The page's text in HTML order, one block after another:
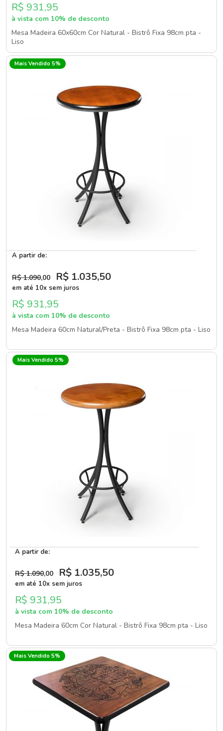
R$ 931,95
à vista com 10% de desconto
Mesa Madeira 60x60cm Cor Natural - Bistrô Fixa 98cm pta -
Liso
Mais Vendido 5%
A partir de:
R$ 1.090,00 R$ 1.035,50
em até 10x sem juros
R$ 931,95
à vista com 10% de desconto
Mesa Madeira 60cm Natural/Preta - Bistrô Fixa 98cm pta - Liso
Mais Vendido 5%
A partir de:
R$ 1.090,00 R$ 1.035,50
em até 10x sem juros
R$ 931,95
à vista com 10% de desconto
Mesa Madeira 60cm Cor Natural - Bistrô Fixa 98cm pta - Liso
Mais Vendido 5%